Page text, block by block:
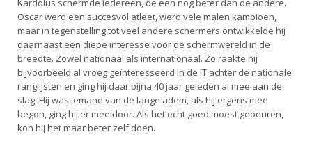
Medewerkers
Samenwerking
Formulieren
Alle Verenigingen
Nieuws
NK's
JPT
JEC
Veteranenwedstrijden
Wedstrijdorganisatie
Voor scheidsrechters
Nieuws
Scheidsrechterslijst
Scheidsrechter Documentatie
Opleidingen
Tuchtzaken
Kardolus schermde iedereen, de een nog beter dan de andere.
Oscar werd een succesvol atleet, werd vele malen kampioen,
maar in tegenstelling tot veel andere schermers ontwikkelde hij
daarnaast een diepe interesse voor de schermwereld in de
breedte. Zowel nationaal als internationaal. Zo raakte hij
bijvoorbeeld al vroeg geïnteresseerd in de IT achter de nationale
ranglijsten en ging hij daar bijna 40 jaar geleden al mee aan de
slag. Hij was iemand van de lange adem, als hij ergens mee
begon, ging hij er mee door. Als het echt goed moest gebeuren,
kon hij het maar beter zelf doen.